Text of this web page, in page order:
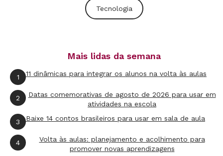
A mediação pode assumir diversas formas,
como por meio de interações nos chats das
por meio de atividades, tais como listas de
exercícios e atividades colaborativas utilizando
o Google Docs, por exemplo, para acompanhar
e intervir com comentários na atividade. A
interação com os alunos continua essencial.
Uma boa dica é combinar códigos – por
exemplo, para perguntas diretas, tenham um
Tecnologia
Mais lidas da semana
1 11 dinâmicas para integrar os alunos na volta às aulas
2
Datas comemorativas de agosto de 2026 para usar em
atividades na escola
3 Baixe 14 contos brasileiros para usar em sala de aula
4
Volta às aulas: planejamento e acolhimento para
promover novas aprendizagens